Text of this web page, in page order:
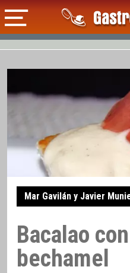
Mar Gavilán y Javier
Bacalao
bechamel